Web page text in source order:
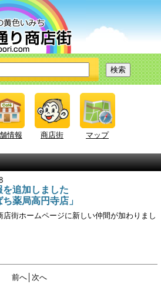
情報 商店街 マップ
を追加しました
ち薬局高円寺店」
店街ホームページに新しい仲間が加わりまし
前へ 次へ